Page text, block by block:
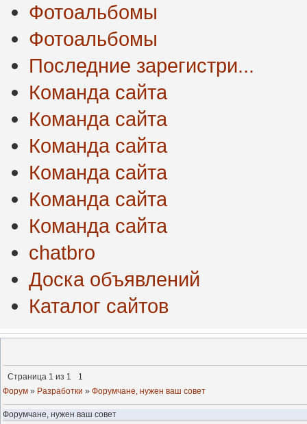
Фотоальбомы
Фотоальбомы
Последние зарегистри...
Команда сайта
Команда сайта
Команда сайта
Команда сайта
Команда сайта
Команда сайта
chatbro
Доска объявлений
Каталог сайтов
Страница 1 из 1
1
Форум » Разработки » Форумчане, нужен ваш совет
Форумчане, нужен ваш совет